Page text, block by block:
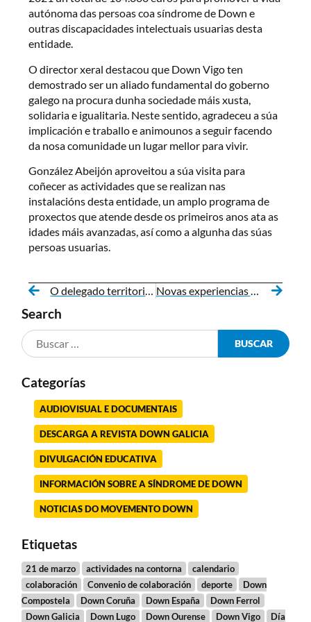
autónoma das persoas coa síndrome de Down e
outras discapacidades intelectuais usuarias desta
entidade.
O director xeral destacou que Down Vigo ten
demostrado ser un aliado fundamental do goberno
galego na procura dunha sociedade máis xusta,
solidaria e igualitaria. Neste sentido, agradeceu a súa
implicación e traballo e animounos a seguir facendo
da nosa comunidade un lugar mellor para vivir.
González Abeijón aproveitou a súa visita para
coñecer as actividades que se realizan nas
instalacións desta entidade, un amplo programa de
proxectos que atende desde os primeiros anos ata as
idades máis avanzadas, así como a algunha das súas
persoas usuarias.
O delegado territorial da Xunta en Pontevedra visita Xuntos para coñecer de primeira man o seu traballo Novas experiencias laborais para dúas persoas usuarias de Down Lugo e Down Vigo
Search
Categorías
AUDIOVISUAL E DOCUMENTAIS
DESCARGA A REVISTA DOWN GALICIA
DIVULGACIÓN EDUCATIVA
INFORMACIÓN SOBRE A SÍNDROME DE DOWN
NOTICIAS DO MOVEMENTO DOWN
Etiquetas
21 de marzo actividades na contorna
calendario
colaboración
Convenio de colaboración deporte
Down
Compostela
Down Coruña Down España
Down Ferrol
Down Galicia
Down Lugo Down Ourense Down Vigo Día